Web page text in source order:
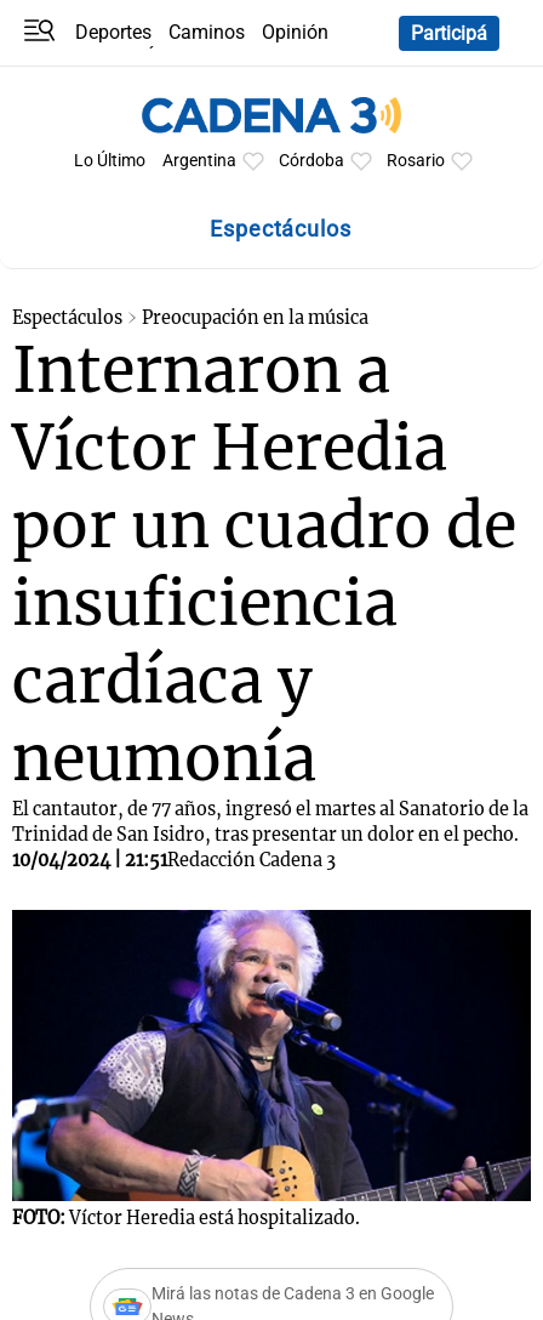
Deportes Caminos
Opinión
Participá
Lo Último Argentina Córdoba Rosario
Espectáculos
Espectáculos Preocupación en la música
Internaron a
Víctor Heredia
por un cuadro de
insuficiencia
cardíaca y
neumonía
El cantautor, de 77 años, ingresó el martes al Sanatorio de la
Trinidad de San Isidro, tras presentar un dolor en el pecho.
10/04/2024 | 21:51Redacción Cadena 3
FOTO: Víctor Heredia está hospitalizado.
Mirá las notas de Cadena 3 en Google
Notas
Mundial 2026
Notas
Cadena 3